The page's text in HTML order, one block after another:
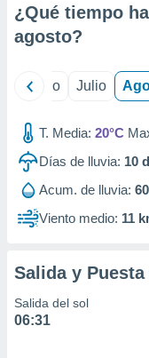
de
1199
¿Qué tiempo
agosto?
Junio Julio
T. Media: 20°C
Días de lluvia: 10
Acum. de lluvia:
Viento medio: 11
Salida y Puesta
Salida del sol
06:31